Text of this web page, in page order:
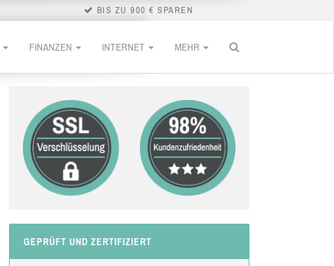
BIS ZU 900 € SPAREN
FINANZEN INTERNET MEHR
GEPRÜFT UND ZERTIFIZIERT